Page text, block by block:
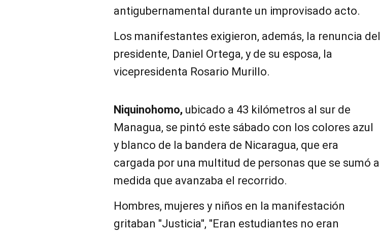
antigubernamental durante un improvisado acto.
Los manifestantes exigieron, además, la renuncia del
presidente, Daniel Ortega, y de su esposa, la
vicepresidenta Rosario Murillo.
Niquinohomo, ubicado a 43 kilómetros al sur de
Managua, se pintó este sábado con los colores azul
y blanco de la bandera de Nicaragua, que era
cargada por una multitud de personas que se sumó a
medida que avanzaba el recorrido.
Hombres, mujeres y niños en la manifestación
gritaban "Justicia", "Eran estudiantes no eran